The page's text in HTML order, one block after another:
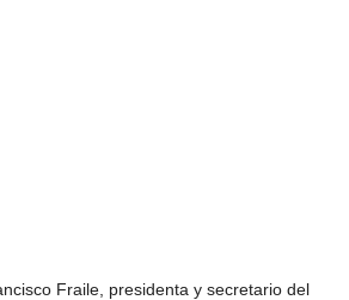
Fraile, presidenta y secretario del